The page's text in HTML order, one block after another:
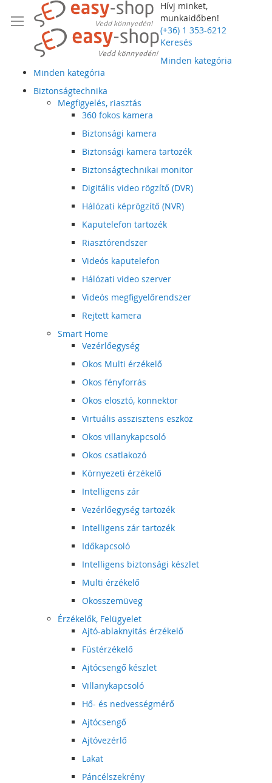
Hívj minket,
munkaidőben!
(+36) 1 353-6212
Keresés
Minden kategória
Minden kategória
Biztonságtechnika
Megfigyelés, riasztás
360 fokos kamera
Biztonsági kamera
Biztonsági kamera tartozék
Biztonságtechnikai monitor
Digitális video rögzítő (DVR)
Hálózati képrögzítő (NVR)
Kaputelefon tartozék
Riasztórendszer
Videós kaputelefon
Hálózati video szerver
Videós megfigyelőrendszer
Rejtett kamera
Smart Home
Vezérlőegység
Okos Multi érzékelő
Okos fényforrás
Okos elosztó, konnektor
Virtuális asszisztens eszköz
Okos villanykapcsoló
Okos csatlakozó
Környezeti érzékelő
Intelligens zár
Vezérlőegység tartozék
Intelligens zár tartozék
Időkapcsoló
Intelligens biztonsági készlet
Multi érzékelő
Okosszemüveg
Érzékelők, Felügyelet
Ajtó-ablaknyitás érzékelő
Füstérzékelő
Ajtócsengő készlet
Villanykapcsoló
Hő- és nedvességmérő
Ajtócsengő
Ajtóvezérlő
Lakat
Páncélszekrény